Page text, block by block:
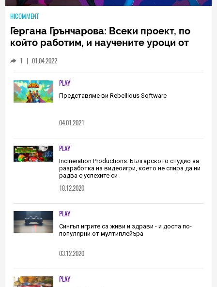
HICOMMENT
Гергана Грънчарова: Всеки проект, по
който работим, и научените уроци от
трябва да извървим като екип
(ИНТЕРВЮ)
1 | 01.04.2022
PLAY
Представяме ви Rebellious Software
04.01.2021
PLAY
Incineration Productions: Българското студио за
разработка на видеоигри, което не спира да ни
радва с успехите си
18.12.2020
PLAY
Сингъл игрите са живи и здрави - и доста по-
популярни от мултиплейъра
03.12.2020
PLAY